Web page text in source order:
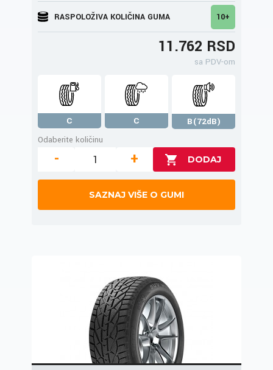
RASPOLOŽIVA KOLIČINA GUMA 10+
11.762 RSD
sa PDV-om
C C
B(72dB)
Odaberite količinu
- +
SAZNAJ VIŠE O GUMI